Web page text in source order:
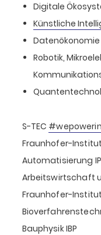
Digitale
Künstliche
Datenökonomie
Robotik,
S-TEC
Fraunhofer-
Automatisierung
Arbeitswirtschaft
Fraunhofer-
Bauphysik IBP